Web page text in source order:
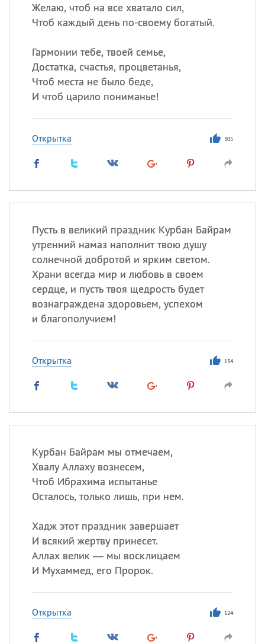
Желаю, чтоб на все хватало сил,
Чтоб каждый день по-своему богатый.
Гармонии тебе, твоей семье,
Достатка, счастья, процветанья,
Чтоб места не было беде,
И чтоб царило пониманье!
Открытка 305
Пусть в великий праздник Курбан Байрам
утренний намаз наполнит твою душу
солнечной добротой и ярким светом.
Храни всегда мир и любовь в своем
сердце, и пусть твоя щедрость будет
вознаграждена здоровьем, успехом
и благополучием!
Открытка 134
Курбан Байрам мы отмечаем,
Хвалу Аллаху вознесем,
Чтоб Ибрахима испытанье
Осталось, только лишь, при нем.
Хадж этот праздник завершает
И всякий жертву принесет.
Аллах велик — мы восклицаем
И Мухаммед, его Пророк.
Открытка 124